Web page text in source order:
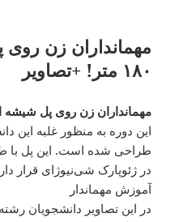
مهمانداران زن روی
۱۸۰ متر! +تصاویر
مهمانداران زن روی پل شیشه‌ ای با ارتفاع
این دوره به منظور غلبه این
در ژئوپارک شی‌نیوژای قرار
آموزش مهماندار
در این تصاویر دانشجویان